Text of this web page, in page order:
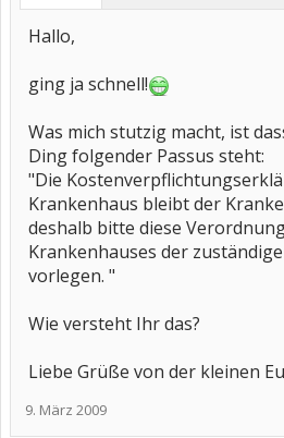
Hallo,
ging ja schnell!
Was mich stutzig macht, ist
Ding folgender Passus steht:
"Die
Krankenhaus bleibt der
deshalb bitte diese
Krankenhauses der
vorlegen. "
Wie versteht Ihr das?
Liebe Grüße von der kleinen
9. März 2009